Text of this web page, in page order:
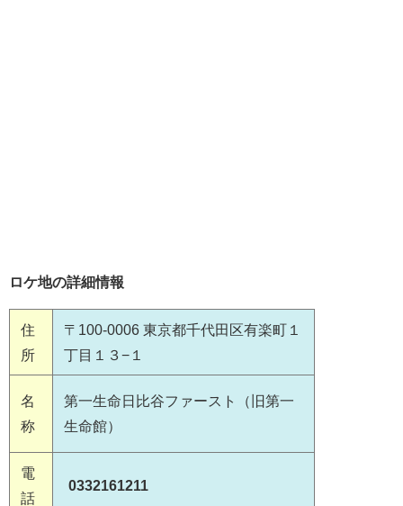
ロケ地の詳細情報
住
所
〒100-0006 東京都千代田区有楽町１
丁目１３−１
名
称
第一生命日比谷ファースト（旧第一
生命館）
電
話
0332161211